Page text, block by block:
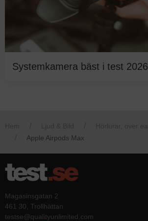
Systemkamera bäst i test 2026
Apple Airpods Max
Magasinsgatan 2
461 30, Trollhättan
testse@qualityunlimited.com